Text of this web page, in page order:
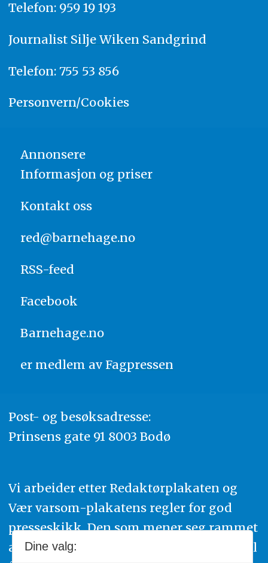
Telefon: 959 19 193
Journalist Silje Wiken Sandgrind
Telefon: 755 53 856
Personvern/Cookies
Annonsere
Informasjon og priser
Kontakt oss
red@barnehage.no
RSS-feed
Facebook
Barnehage.no
er medlem av Fagpressen
Post- og besøksadresse:
Prinsens gate 91 8003 Bodø
Vi arbeider etter Redaktørplakaten og
Vær varsom-plakatens regler for god
presseskikk. Den som mener seg rammet
av urettmessig publisering, oppfordres til
Dine valg: